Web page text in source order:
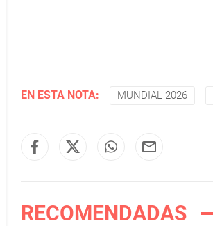
EN ESTA NOTA: MUNDIAL 2026
RECOMENDADAS